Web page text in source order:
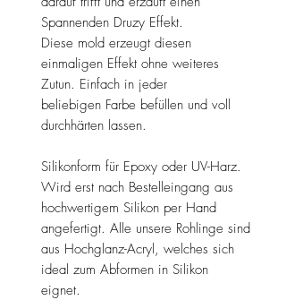
Spannenden Druzy Effekt.
Diese mold erzeugt diesen
einmaligen Effekt ohne weiteres
Zutun. Einfach in jeder
beliebigen Farbe befüllen und voll
durchhärten lassen.
Silikonform für Epoxy oder UV-Harz.
Wird erst nach Bestelleingang aus
hochwertigem Silikon per Hand
angefertigt. Alle unsere Rohlinge sind
aus Hochglanz-Acryl, welches sich
ideal zum Abformen in Silikon
eignet.